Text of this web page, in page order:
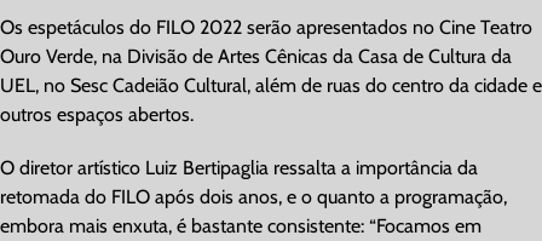
Os espetáculos do FILO 2022 serão apresentados no Cine Teatro
Ouro Verde, na Divisão de Artes Cênicas da Casa de Cultura da
UEL, no Sesc Cadeião Cultural, além de ruas do centro da cidade e
outros espaços abertos.
O diretor artístico Luiz Bertipaglia ressalta a importância da
retomada do FILO após dois anos, e o quanto a programação,
embora mais enxuta, é bastante consistente: “Focamos em